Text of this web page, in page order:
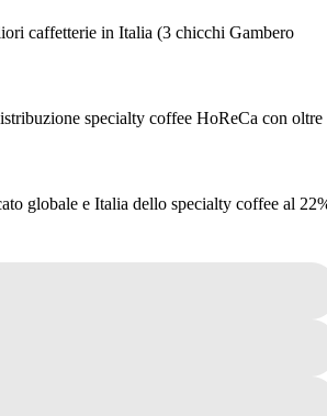
caffetterie in Italia (3 chicchi Gambero
specialty coffee HoReCa con oltre
globale e Italia dello specialty coffee al